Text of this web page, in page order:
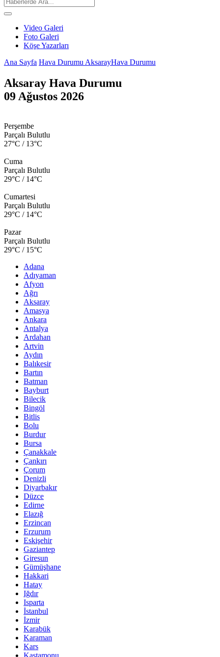
Video Galeri
Foto Galeri
Köşe Yazarları
Ana Sayfa Hava Durumu AksarayHava Durumu
Aksaray Hava Durumu
09 Ağustos 2026
Perşembe
Parçalı Bulutlu
27°C / 13°C
Cuma
Parçalı Bulutlu
29°C / 14°C
Cumartesi
Parçalı Bulutlu
29°C / 14°C
Pazar
Parçalı Bulutlu
29°C / 15°C
Adana
Adıyaman
Afyon
Ağrı
Aksaray
Amasya
Ankara
Antalya
Ardahan
Artvin
Aydın
Balıkesir
Bartın
Batman
Bayburt
Bilecik
Bingöl
Bitlis
Bolu
Burdur
Bursa
Çanakkale
Çankırı
Çorum
Denizli
Diyarbakır
Düzce
Edirne
Elazığ
Erzincan
Erzurum
Eskişehir
Gaziantep
Giresun
Gümüşhane
Hakkari
Hatay
Iğdır
Isparta
İstanbul
İzmir
Karabük
Karaman
Kars
Kastamonu